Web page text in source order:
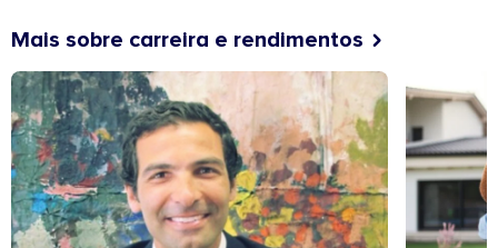
Mais sobre carreira e rendimentos